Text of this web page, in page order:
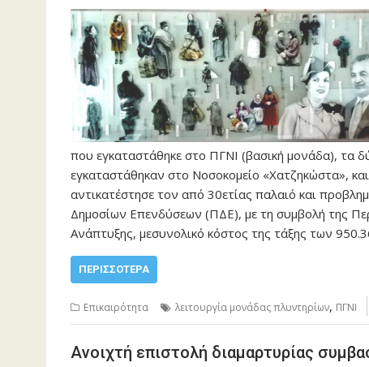
που εγκαταστάθηκε στο ΠΓΝΙ (βασική μονάδα), τα
εγκαταστάθηκαν στο Νοσοκομείο «Χατζηκώστα»,
αντικατέστησε τον από 30ετίας παλαιό και
Δημοσίων Επενδύσεων (ΠΔΕ), με τη συμβολή της
Ανάπτυξης, μεσυνολικό κόστος της τάξης των
ΠΕΡΙΣΣΌΤΕΡΑ
Επικαιρότητα λειτουργία μονάδας πλυντηρίων, ΠΓΝΙ
Ανοιχτή επιστολή διαμαρτυρίας